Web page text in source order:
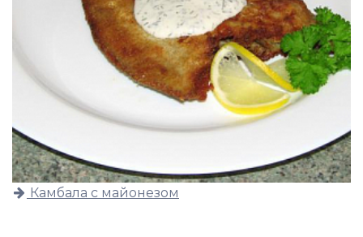
Камбала с майонезом